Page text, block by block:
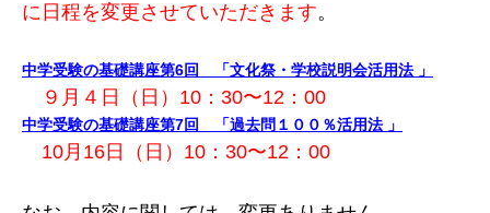
に日程を変更させていただきます。
中学受験の基礎講座第6回 「文化祭・学校説明会活用法 」
９月４日（日）10：30〜12：00
中学受験の基礎講座第7回 「過去問１００％活用法 」
10月16日（日）10：30〜12：00